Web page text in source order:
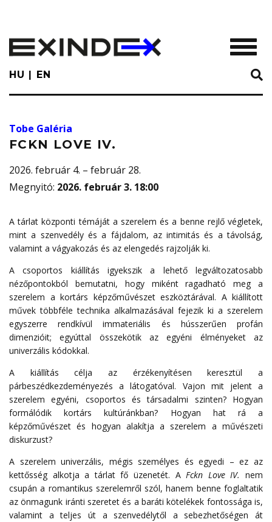
main
content
HU EN
Tobe Galéria
FCKN LOVE IV.
2026. február 4. – február 28.
Megnyitó: 2026. február 3. 18:00
A tárlat központi témáját a szerelem és a benne rejlő végletek,
mint a szenvedély és a fájdalom, az intimitás és a távolság,
valamint a vágyakozás és az elengedés rajzolják ki.
A csoportos kiállítás igyekszik a lehető legváltozatosabb
nézőpontokból bemutatni, hogy miként ragadható meg a
szerelem a kortárs képzőművészet eszköztárával. A kiállított
művek többféle technika alkalmazásával fejezik ki a szerelem
egyszerre rendkívül immateriális és hússzerűen profán
dimenzióit; egyúttal összekötik az egyéni élményeket az
univerzális kódokkal.
A kiállítás célja az érzékenyítésen keresztül a
párbeszédkezdeményezés a látogatóval. Vajon mit jelent a
szerelem egyéni, csoportos és társadalmi szinten? Hogyan
formálódik kortárs kultúránkban? Hogyan hat rá a
képzőművészet és hogyan alakítja a szerelem a művészeti
diskurzust?
A szerelem univerzális, mégis személyes és egyedi – ez az
kettősség alkotja a tárlat fő üzenetét. AFckn Love IV. nem
csupán a romantikus szerelemről szól, hanem benne foglaltatik
az önmagunk iránti szeretet és a baráti kötelékek fontossága is,
valamint a teljes út a szenvedélytől a sebezhetőségen át